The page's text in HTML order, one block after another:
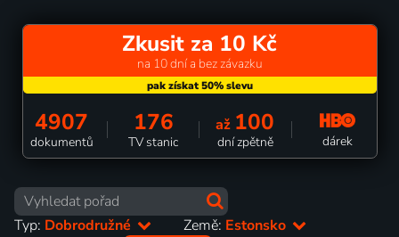
Zkusit za 10 Kč
na 10 dní a bez závazku
4907
dokumentů
176
TV stanic
až 100
dní zpětně dárek
Typ: Dobrodružné Země: Estonsko